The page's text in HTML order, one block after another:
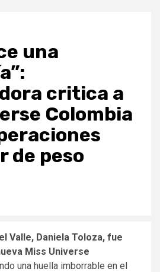
una
critica a
Colombia
de peso
Valle, Daniela Toloza, fue
Miss Universe
una huella imborrable en el